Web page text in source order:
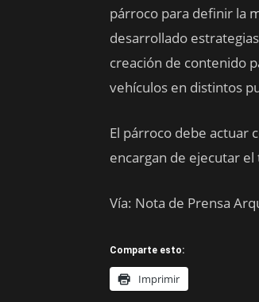
párroco para definir la
desarrollado
creación de contenido
vehículos en distintos
El párroco debe actuar
encargan de ejecutar
Vía: Nota de Prensa
Comparte esto:
Imprimir